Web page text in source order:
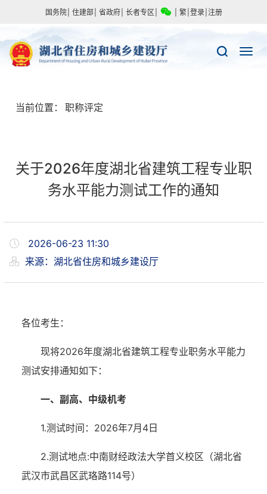
国务院 住建部 省政府 长者专区 繁 登录 注册
当前位置： 职称评定
关于2026年度湖北省建筑工程专业职
务水平能力测试工作的通知
2026-06-23 11:30
来源： ​湖北省住房和城乡建设厅
各位考生：
现将2026年度湖北省建筑工程专业职务水平能力
测试安排通知如下：
一、副高、中级机考
1.测试时间：2026年7月4日
2.测试地点:中南财经政法大学首义校区（湖北省
武汉市武昌区武珞路114号）